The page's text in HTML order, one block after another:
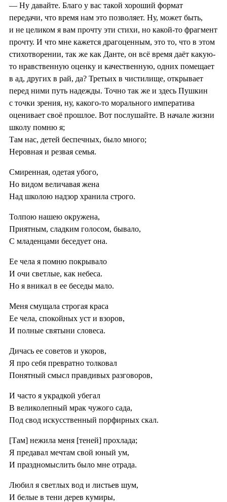
— Ну давайте. Благо у вас такой хороший формат
передачи, что время нам это позволяет. Ну, может быть,
и не целиком я вам прочту эти стихи, но какой-то фрагмент
прочту. И что мне кажется драгоценным, это то, что в этом
стихотворении, так же как Данте, он всё время даёт какую-
то нравственную оценку и качественную, одних помещает
в ад, других в рай, да? Третьих в чистилище, открывает
перед ними путь надежды. Точно так же и здесь Пушкин
с точки зрения, ну, какого-то морального императива
оценивает своё прошлое. Вот послушайте. В начале жизни
школу помню я;
Там нас, детей беспечных, было много;
Неровная и резвая семья.
Смиренная, одетая убого,
Но видом величавая жена
Над школою надзор хранила строго.
Толпою нашею окружена,
Приятным, сладким голосом, бывало,
С младенцами беседует она.
Ее чела я помню покрывало
И очи светлые, как небеса.
Но я вникал в ее беседы мало.
Меня смущала строгая краса
Ее чела, спокойных уст и взоров,
И полные святыни словеса.
Дичась ее советов и укоров,
Я про себя превратно толковал
Понятный смысл правдивых разговоров,
И часто я украдкой убегал
В великолепный мрак чужого сада,
Под свод искусственный порфирных скал.
[Там] нежила меня [теней] прохлада;
Я предавал мечтам свой юный ум,
И праздномыслить было мне отрада.
Любил я светлых вод и листьев шум,
И белые в тени дерев кумиры,